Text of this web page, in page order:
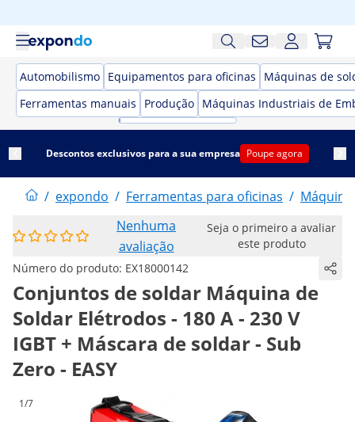
Automobilismo Equipamentos para oficinas
Máquinas de
Ferramentas manuais
Produção Máquinas Industriais de
Descontos exclusivos para a sua empresa Poupe agora
/ expondo / Ferramentas para oficinas /
Nenhuma
avaliação
Seja o primeiro a avaliar
este produto
Número do produto: EX18000142
Conjuntos de soldar Máquina de
Soldar Elétrodos - 180 A - 230 V
IGBT + Máscara de soldar - Sub
Zero - EASY
1/7